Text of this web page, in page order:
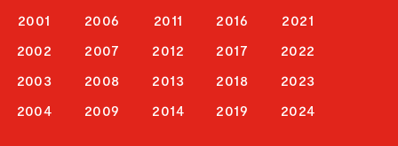
2001
2002
2003
2004
2006
2007
2008
2009
2011
2012
2013
2014
2016
2017
2018
2019
2021
2022
2023
2024